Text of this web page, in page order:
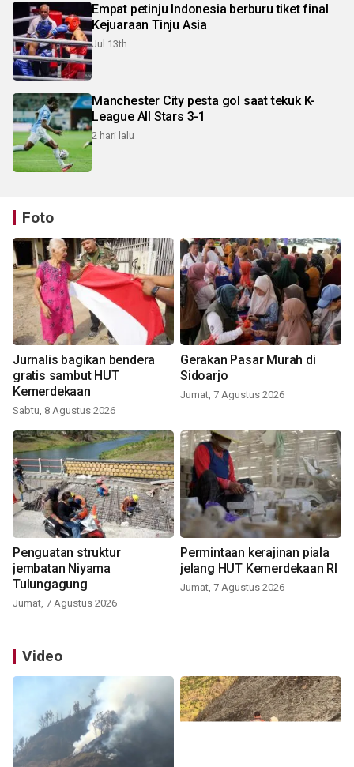
Empat petinju Indonesia berburu tiket final
Kejuaraan Tinju Asia
Jul 13th
Manchester City pesta gol saat tekuk K-
League All Stars 3-1
2 hari lalu
Foto
Jurnalis bagikan bendera
gratis sambut HUT
Kemerdekaan
Sabtu, 8 Agustus 2026
Gerakan Pasar Murah di
Sidoarjo
Jumat, 7 Agustus 2026
Penguatan struktur
jembatan Niyama
Tulungagung
Jumat, 7 Agustus 2026
Permintaan kerajinan piala
jelang HUT Kemerdekaan RI
Jumat, 7 Agustus 2026
Video